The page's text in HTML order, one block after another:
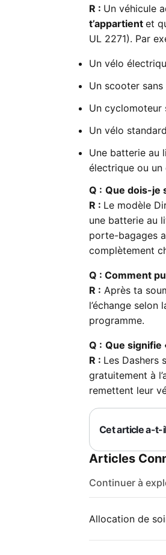
R : Un véhicule
t’appartient et
UL 2271). Par
Un vélo
Un scooter
Un cyclomoteur
Un vélo
Une batterie au
électrique ou
Q : Que dois-je
R : Le modèle
une batterie au
porte-bagages
complètement
Q : Comment
R : Après ta
l’échange
programme.
Q : Que signifie
R : Les Dashers
gratuitement à
remettent leur
Cet article a-t-
Articles
Continuer à
Allocation de